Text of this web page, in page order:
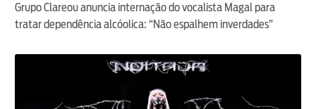
Grupo Clareou anuncia internação do vocalista Magal para
tratar dependência alcóolica: “Não espalhem inverdades”